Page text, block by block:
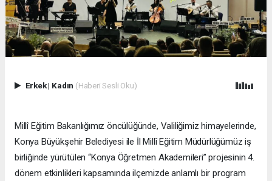
Erkek| Kadın (Haberi Sesli Oku)
Millî Eğitim Bakanlığımız öncülüğünde, Valiliğimiz himayelerinde,
Konya Büyükşehir Belediyesi ile İl Millî Eğitim Müdürlüğümüz iş
birliğinde yürütülen “Konya Öğretmen Akademileri” projesinin 4.
dönem etkinlikleri kapsamında ilçemizde anlamlı bir program